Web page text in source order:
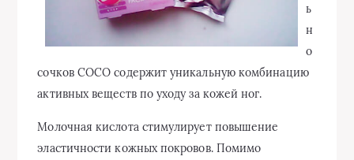
ь
н
о
сочков СОСО содержит уникальную комбинацию
активных веществ по уходу за кожей ног.
Молочная кислота стимулирует повышение
эластичности кожных покровов. Помимо